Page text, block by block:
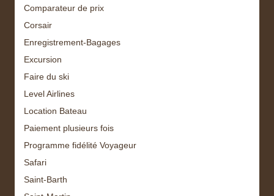
Comparateur de prix
Corsair
Enregistrement-Bagages
Excursion
Faire du ski
Level Airlines
Location Bateau
Paiement plusieurs fois
Programme fidélité Voyageur
Safari
Saint-Barth